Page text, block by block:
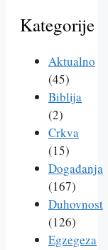
Kategorije
Aktualno
(45)
Biblija
(2)
Crkva
(15)
Događanja
(167)
Duhovnost
(126)
Egzegeza